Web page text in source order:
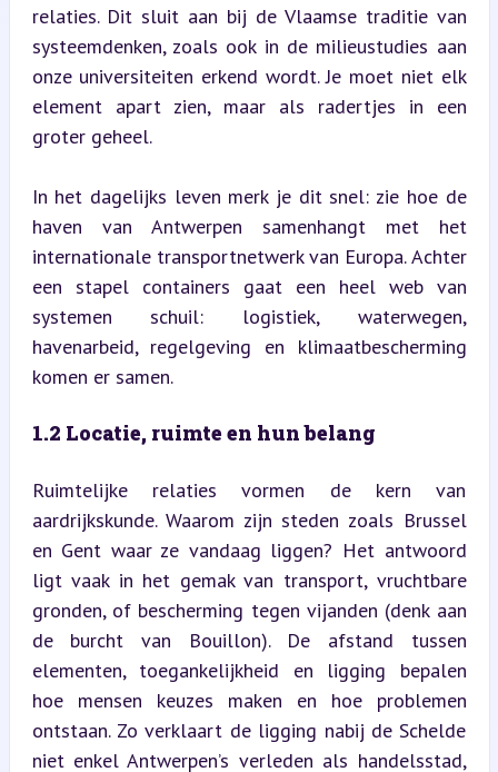
relaties. Dit sluit aan bij de Vlaamse traditie van
systeemdenken, zoals ook in de milieustudies aan
onze universiteiten erkend wordt. Je moet niet elk
element apart zien, maar als radertjes in een
groter geheel.
In het dagelijks leven merk je dit snel: zie hoe de
haven van Antwerpen samenhangt met het
internationale transportnetwerk van Europa. Achter
een stapel containers gaat een heel web van
systemen schuil: logistiek, waterwegen,
havenarbeid, regelgeving en klimaatbescherming
komen er samen.
1.2 Locatie, ruimte en hun belang
Ruimtelijke relaties vormen de kern van
aardrijkskunde. Waarom zijn steden zoals Brussel
en Gent waar ze vandaag liggen? Het antwoord
ligt vaak in het gemak van transport, vruchtbare
gronden, of bescherming tegen vijanden (denk aan
de burcht van Bouillon). De afstand tussen
elementen, toegankelijkheid en ligging bepalen
hoe mensen keuzes maken en hoe problemen
ontstaan. Zo verklaart de ligging nabij de Schelde
niet enkel Antwerpen’s verleden als handelsstad,